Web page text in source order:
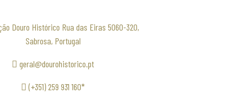
Douro Histórico Rua das Eiras 5060-320,
Sabrosa, Portugal
geral@dourohistorico.pt
(+351) 259 931 160*